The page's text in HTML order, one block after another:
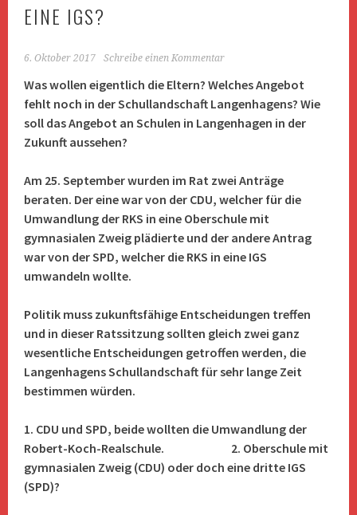
EINE IGS?
6. Oktober 2017 Schreibe einen Kommentar
Was wollen eigentlich die Eltern? Welches Angebot
fehlt noch in der Schullandschaft Langenhagens? Wie
soll das Angebot an Schulen in Langenhagen in der
Zukunft aussehen?
Am 25. September wurden im Rat zwei Anträge
beraten. Der eine war von der CDU, welcher für die
Umwandlung der RKS in eine Oberschule mit
gymnasialen Zweig plädierte und der andere Antrag
war von der SPD, welcher die RKS in eine IGS
umwandeln wollte.
Politik muss zukunftsfähige Entscheidungen treffen
und in dieser Ratssitzung sollten gleich zwei ganz
wesentliche Entscheidungen getroffen werden, die
Langenhagens Schullandschaft für sehr lange Zeit
bestimmen würden.
1. CDU und SPD, beide wollten die Umwandlung der
Robert-Koch-Realschule. 2. Oberschule mit
gymnasialen Zweig (CDU) oder doch eine dritte IGS
(SPD)?